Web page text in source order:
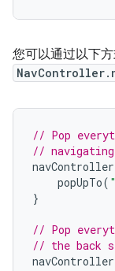
您可以通过以下
// Pop
//
navController
popUpTo(
}
// Pop
// the back
navController